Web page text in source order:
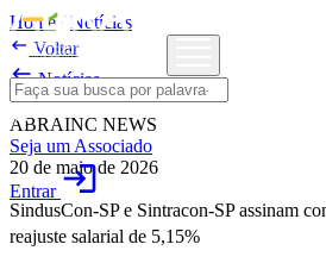
Seja um Associado
Entrarlogin
Home/Notícias
 Voltar
Notícias
ABRAINC NEWS
20 de maio de 2026
SindusCon-SP e Sintracon-SP assinam
reajuste salarial de 5,15%